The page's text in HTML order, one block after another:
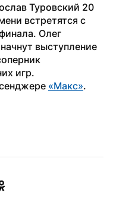
Туровский 20
встретятся с
Олег
выступление
игр.
«Макс».